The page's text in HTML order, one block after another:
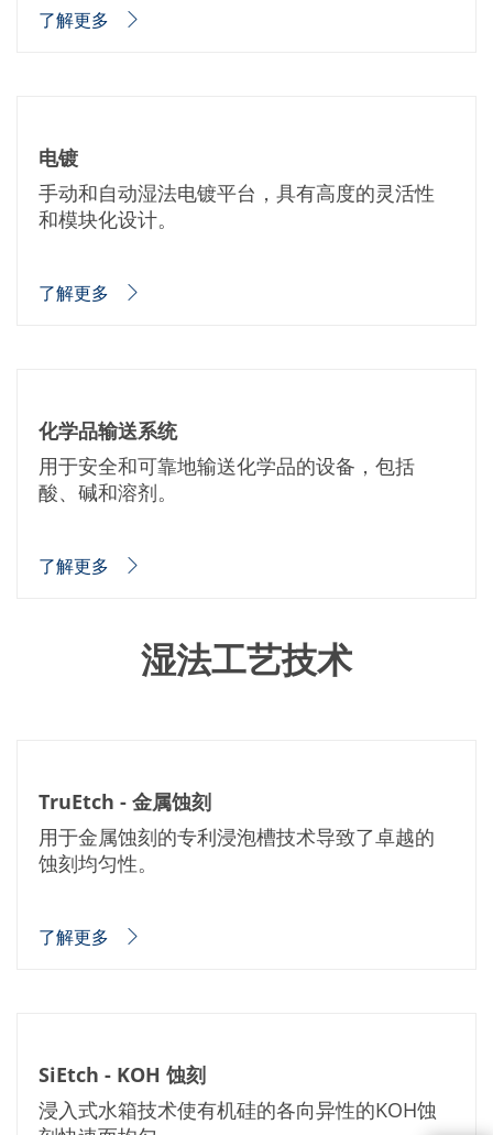
了解更多
电镀
手动和自动湿法电镀平台，具有高度的灵活性
和模块化设计。
了解更多
化学品输送系统
用于安全和可靠地输送化学品的设备，包括
酸、碱和溶剂。
了解更多
湿法工艺技术
TruEtch - 金属蚀刻
用于金属蚀刻的专利浸泡槽技术导致了卓越的
蚀刻均匀性。
了解更多
SiEtch - KOH 蚀刻
浸入式水箱技术使有机硅的各向异性的KOH蚀